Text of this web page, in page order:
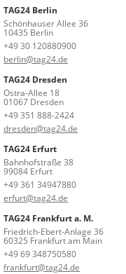
TAG24 Berlin
Schönhauser Allee 36
10435 Berlin
+49 30 120880900
berlin@tag24.de
TAG24 Dresden
Ostra-Allee 18
01067 Dresden
+49 351 888-2424
dresden@tag24.de
TAG24 Erfurt
Bahnhofstraße 38
99084 Erfurt
+49 361 34947880
erfurt@tag24.de
TAG24 Frankfurt a. M.
Friedrich-Ebert-Anlage 36
60325 Frankfurt am Main
+49 69 348750580
frankfurt@tag24.de